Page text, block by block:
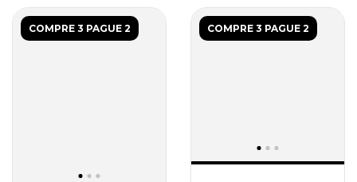
COMPRE 3 PAGUE 2 COMPRE 3 PAGUE 2